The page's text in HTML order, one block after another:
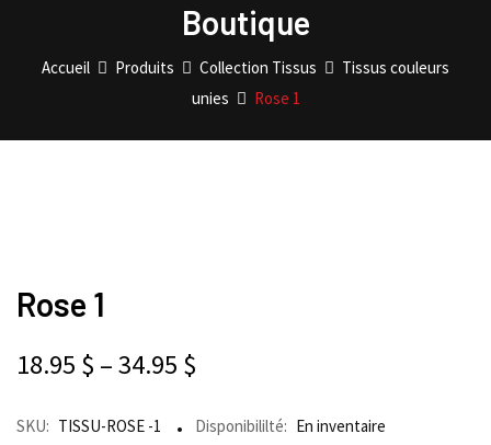
Boutique
Accueil Produits Collection Tissus
Tissus couleurs
unies
Rose 1
Rose 1
18.95 $ –34.95 $
SKU: TISSU-ROSE -1 Disponibililté: En inventaire